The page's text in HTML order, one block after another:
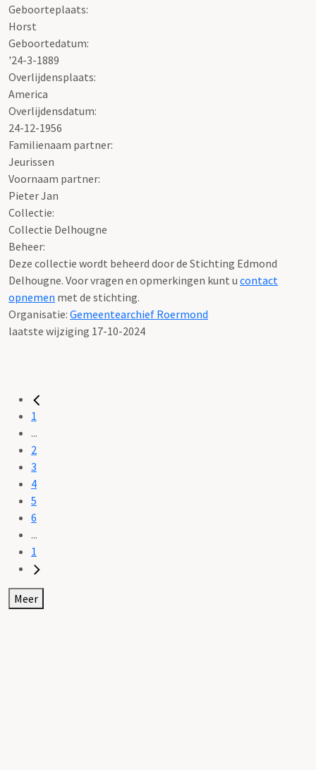
Geboorteplaats:
Horst
Geboortedatum:
'24-3-1889
Overlijdensplaats:
America
Overlijdensdatum:
24-12-1956
Familienaam partner:
Jeurissen
Voornaam partner:
Pieter Jan
Collectie:
Collectie Delhougne
Beheer:
Deze collectie wordt beheerd door de Stichting Edmond
Delhougne. Voor vragen en opmerkingen kunt u contact
opnemen met de stichting.
Organisatie: Gemeentearchief Roermond
laatste wijziging 17-10-2024
1
...
2
3
4
5
6
...
1
Meer